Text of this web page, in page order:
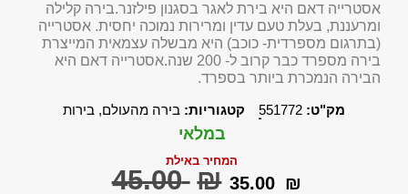
אסטרייה דאם היא בירת לאגר בסגנון פילזנר.בירה קלילה
ומרעננת, בעלת טעם עדין ומרירות נמוכה יחסית. אסטרייה
(בתרגום מספרדית- כוכב) היא מבשלה עצמאית המייצרת
בירה מספרד כבר קרוב ל- 200 שנה.אסטרייה דאם היא
הבירה הנמכרת ביותר בספרד.
מק"ט: 551772 קטגוריות: בירה מהעולם, בירות
במלאי
המחיר באילת
‎45.00 ₪ ‎35.00 ₪